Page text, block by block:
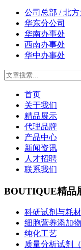
公司总部 / 北方
华东分公司
华南办事处
西南办事处
华中办事处
首页
关于我们
精品展示
代理品牌
产品中心
新闻资讯
人才招聘
联系我们
BOUTIQUE精品
科研试剂与耗材
细胞营养添加
纯化工艺
质量分析试剂（